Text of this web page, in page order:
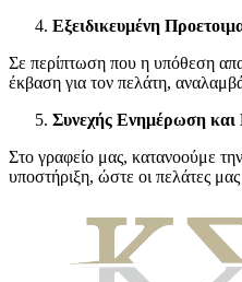
Εξειδικευμένη
Σε περίπτωση που η υπόθεση
έκβαση για τον πελάτη,
Συνεχής Ενημέρωση
Στο γραφείο μας, κατανοούμε
υποστήριξη, ώστε οι πελάτες μας